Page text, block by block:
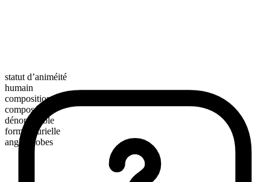
statut d’animéité
humain
composition morphologique
composé
dénombrable
forme plurielle
anglophobes